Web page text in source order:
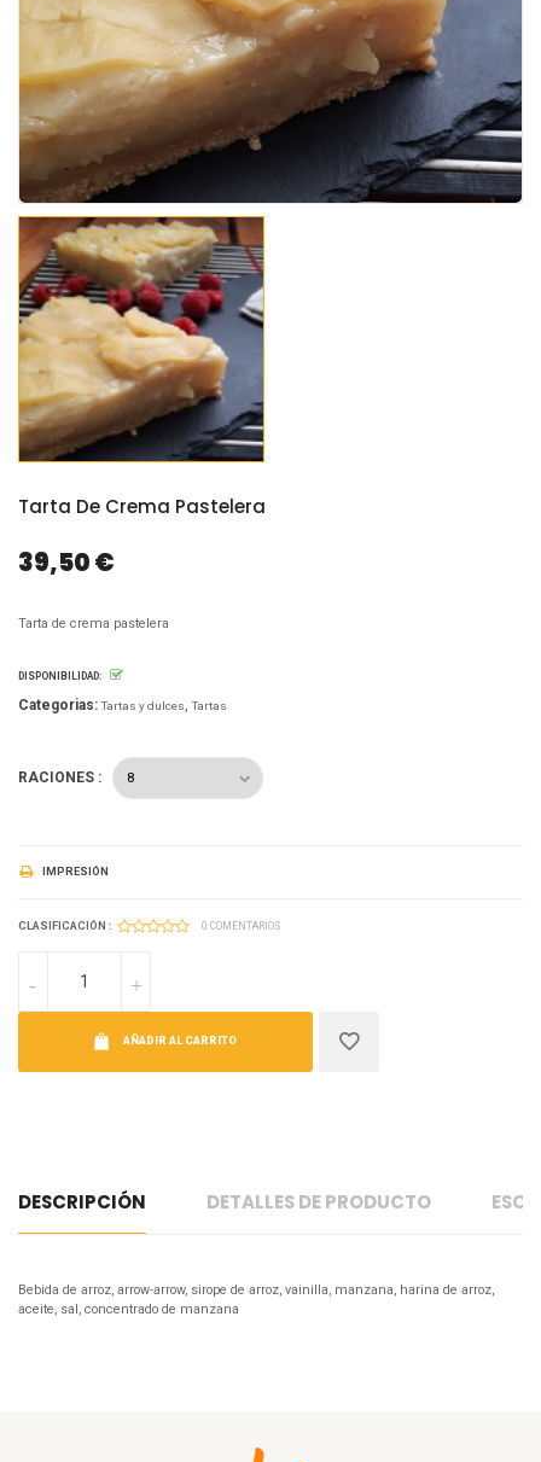
Tarta De Crema Pastelera
39,50 €
Tarta de crema pastelera
DISPONIBILIDAD:
Categorias: Tartas y dulces Tartas
RACIONES :
IMPRESIÓN
CLASIFICACIÓN : 0 COMENTARIOS
AÑADIR AL CARRITO
DESCRIPCIÓN DETALLES DE PRODUCTO
Bebida de arroz, arrow-arrow, sirope de arroz, vainilla, manzana, harina de arroz,
aceite, sal, concentrado de manzana